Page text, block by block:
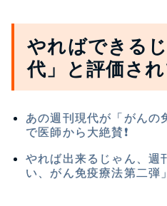
やればできる
代」と評価さ
あの週刊現代が「がんの
で医師から大絶賛❗
やれば出来るじゃん、週
い、がん免疫療法第二弾